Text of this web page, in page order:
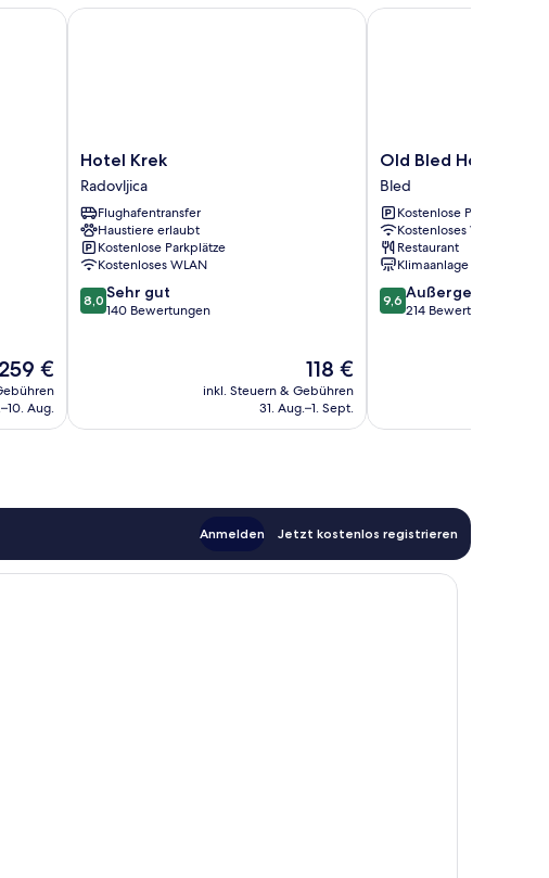
Der
259 €
Aug.
Hotel
Krek
Radovljica
Hotel Krek
Radovljica
Flughafentransfer
Haustiere erlaubt
Kostenlose Parkplätze
Kostenloses WLAN
8.0
von
8,0 Sehr gut
140 Bewertungen
Der
Preis
beträgt
118 €
inkl. Steuern & Gebühren
31. Aug.–1. Sept.
Hotel Krek
Old
Bled
House
Bled
Old Bled House
Bled
Kostenlose Parkplätze
Kostenloses WLAN
Restaurant
Klimaanlage
9.6
von
9,6 Außergewöhnlich
214 Bewertungen
Old Bled House
Anmelden Jetzt kostenlos registrieren